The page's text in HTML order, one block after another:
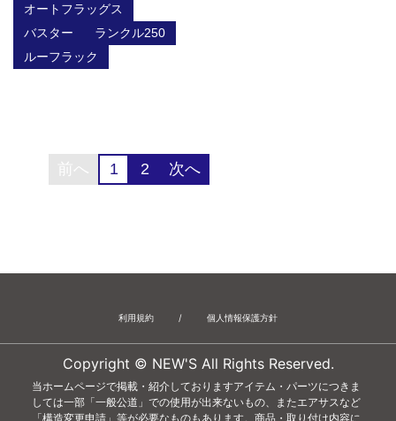
オートフラッグス
バスター
ランクル250
ルーフラック
前へ 1 2 次へ
利用規約 / 個人情報保護方針
Copyright © NEW'S All Rights Reserved.
当ホームページで掲載・紹介しておりますアイテム・パーツにつきま
しては一部「一般公道」での使用が出来ないもの、またエアサスなど
「構造変更申請」等が必要なものもあります。商品・取り付け内容に